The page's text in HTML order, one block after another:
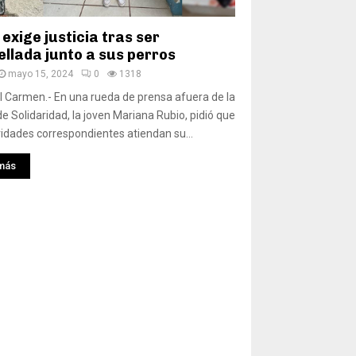
exige justicia tras ser
junto a sus perros
mayo 15, 2024 0 1318
Carmen.- En una rueda de prensa afuera de la
Solidaridad, la joven Mariana Rubio, pidió que
correspondientes atiendan su...